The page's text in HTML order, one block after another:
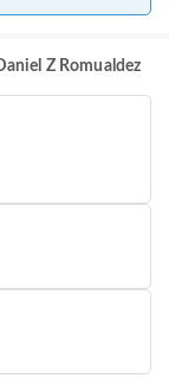
Z Romualdez